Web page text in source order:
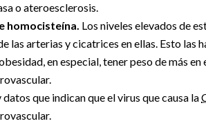
o ateroesclerosis.
homocisteína. Los niveles elevados de
las arterias y cicatrices en ellas. Esto las
en especial, tener peso de más
datos que indican que el virus que causa la